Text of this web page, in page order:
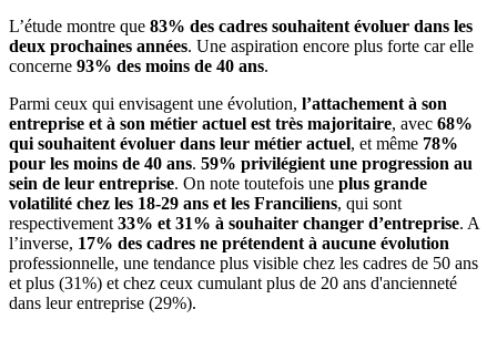
L’étude montre que 83% des cadres souhaitent évoluer dans les
deux prochaines années. Une aspiration encore plus forte car elle
concerne 93% des moins de 40 ans.
Parmi ceux qui envisagent une évolution, l’attachement à son
entreprise et à son métier actuel est très majoritaire, avec 68%
qui souhaitent évoluer dans leur métier actuel, et même 78%
pour les moins de 40 ans. 59% privilégient une progression au
sein de leur entreprise. On note toutefois une plus grande
volatilité chez les 18-29 ans et les Franciliens, qui sont
respectivement 33% et 31% à souhaiter changer d’entreprise. A
l’inverse, 17% des cadres ne prétendent à aucune évolution
professionnelle, une tendance plus visible chez les cadres de 50 ans
et plus (31%) et chez ceux cumulant plus de 20 ans d'ancienneté
dans leur entreprise (29%).